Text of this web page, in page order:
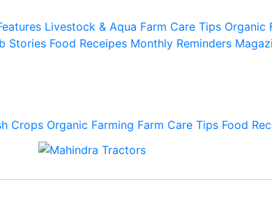
Livestock & Aqua Farm Care Tips Organic
Stories Food Receipes Monthly Reminders
Crops Organic Farming Farm Care Tips Food